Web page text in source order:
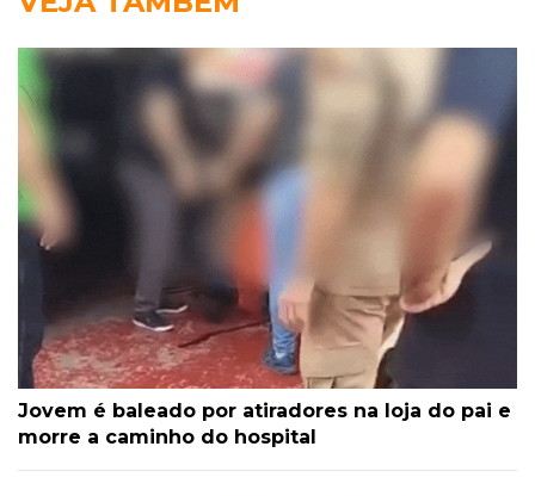
Jovem é baleado por atiradores na loja do pai e
morre a caminho do hospital